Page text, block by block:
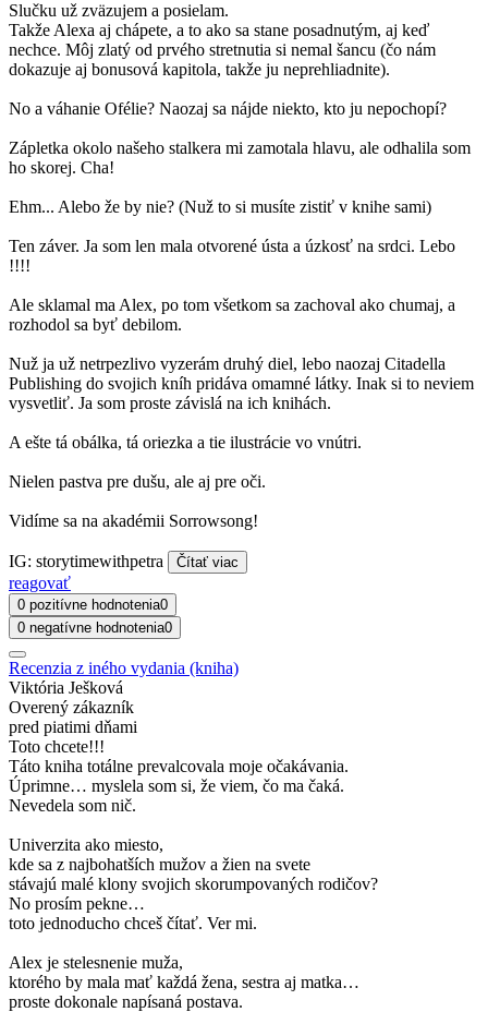
Slučku už zväzujem a posielam.
Takže Alexa aj chápete, a to ako sa stane posadnutým, aj keď
nechce. Môj zlatý od prvého stretnutia si nemal šancu (čo nám
dokazuje aj bonusová kapitola, takže ju neprehliadnite).
No a váhanie Ofélie? Naozaj sa nájde niekto, kto ju nepochopí?
Zápletka okolo našeho stalkera mi zamotala hlavu, ale odhalila som
ho skorej. Cha!
Ehm... Alebo že by nie? (Nuž to si musíte zistiť v knihe sami)
Ten záver. Ja som len mala otvorené ústa a úzkosť na srdci. Lebo
!!!!
Ale sklamal ma Alex, po tom všetkom sa zachoval ako chumaj, a
rozhodol sa byť debilom.
Nuž ja už netrpezlivo vyzerám druhý diel, lebo naozaj Citadella
Publishing do svojich kníh pridáva omamné látky. Inak si to neviem
vysvetliť. Ja som proste závislá na ich knihách.
A ešte tá obálka, tá oriezka a tie ilustrácie vo vnútri.
Nielen pastva pre dušu, ale aj pre oči.
Vidíme sa na akadémii Sorrowsong!
IG: storytimewithpetra Čítať viac
reagovať
0 pozitívne hodnotenia0
0 negatívne hodnotenia0
Recenzia z iného vydania (kniha)
Viktória Ješková
Overený zákazník
pred piatimi dňami
Toto chcete!!!
Táto kniha totálne prevalcovala moje očakávania.
Úprimne… myslela som si, že viem, čo ma čaká.
Nevedela som nič.
Univerzita ako miesto,
kde sa z najbohatších mužov a žien na svete
stávajú malé klony svojich skorumpovaných rodičov?
No prosím pekne…
toto jednoducho chceš čítať. Ver mi.
Alex je stelesnenie muža,
ktorého by mala mať každá žena, sestra aj matka…
proste dokonale napísaná postava.